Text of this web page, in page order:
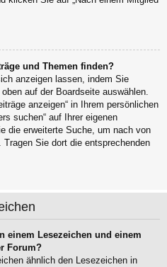
und Themen finden?
anzeigen lassen, indem Sie
auf der Boardseite auswählen.
anzeigen“ in Ihrem persönlichen
suchen“ auf Ihrer eigenen
die erweiterte Suche, um nach von
Tragen Sie dort die entsprechenden
einem Lesezeichen und einem
Forum?
ähnlich den Lesezeichen in